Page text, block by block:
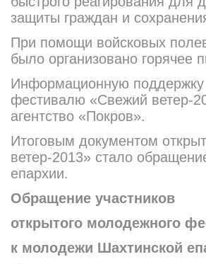
защиты граждан и
При помощи войсковых
было организовано горячее
Информационную
фестивалю «Свежий ветер-
агентство «Покров».
Итоговым документом
ветер-2013» стало
епархии.
Обращение участников
открытого молодежного
к молодежи Шахтинской